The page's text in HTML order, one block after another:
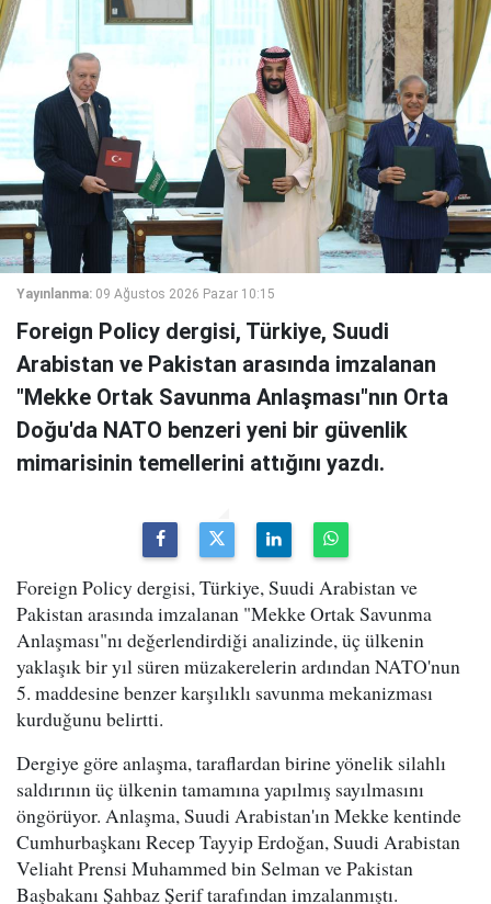
Yayınlanma: 09 Ağustos 2026 Pazar 10:15
Foreign Policy dergisi, Türkiye, Suudi
Arabistan ve Pakistan arasında imzalanan
"Mekke Ortak Savunma Anlaşması"nın Orta
Doğu'da NATO benzeri yeni bir güvenlik
mimarisinin temellerini attığını yazdı.
Foreign Policy dergisi, Türkiye, Suudi Arabistan ve
Pakistan arasında imzalanan "Mekke Ortak Savunma
Anlaşması"nı değerlendirdiği analizinde, üç ülkenin
yaklaşık bir yıl süren müzakerelerin ardından NATO'nun
5. maddesine benzer karşılıklı savunma mekanizması
kurduğunu belirtti.
Dergiye göre anlaşma, taraflardan birine yönelik silahlı
saldırının üç ülkenin tamamına yapılmış sayılmasını
öngörüyor. Anlaşma, Suudi Arabistan'ın Mekke kentinde
Cumhurbaşkanı Recep Tayyip Erdoğan, Suudi Arabistan
Veliaht Prensi Muhammed bin Selman ve Pakistan
Başbakanı Şahbaz Şerif tarafından imzalanmıştı.